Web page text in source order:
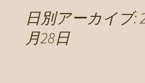
日別アーカイブ:
月28日